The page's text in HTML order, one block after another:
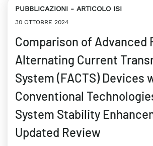
PUBBLICAZIONI ARTICOLO ISI
30 OTTOBRE 2024
Comparison of Advanced
Alternating Current
System (FACTS) Devices
Conventional
System Stability
Updated Review